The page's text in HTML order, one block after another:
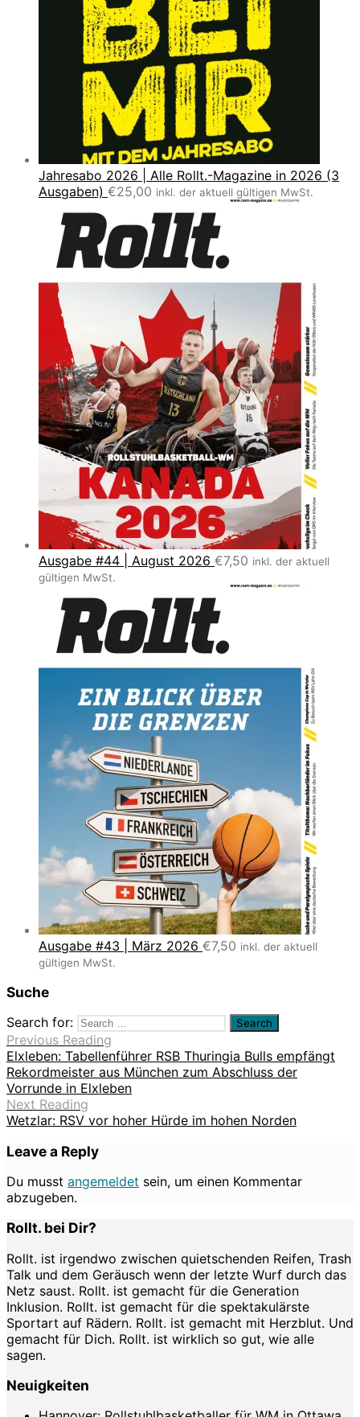
Jahresabo 2026 | Alle Rollt.-Magazine in 2026 (3
Ausgaben) €25,00 inkl. der aktuell gültigen MwSt.
Ausgabe #44 | August 2026 €7,50 inkl. der aktuell
gültigen MwSt.
Ausgabe #43 | März 2026 €7,50 inkl. der aktuell
gültigen MwSt.
Suche
Search for:
Previous Reading
Elxleben: Tabellenführer RSB Thuringia Bulls empfängt
Rekordmeister aus München zum Abschluss der
Vorrunde in Elxleben
Next Reading
Wetzlar: RSV vor hoher Hürde im hohen Norden
Leave a Reply
Du musst angemeldet sein, um einen Kommentar
abzugeben.
Rollt. bei Dir?
Rollt. ist irgendwo zwischen quietschenden Reifen, Trash
Talk und dem Geräusch wenn der letzte Wurf durch das
Netz saust. Rollt. ist gemacht für die Generation
Inklusion. Rollt. ist gemacht für die spektakulärste
Sportart auf Rädern. Rollt. ist gemacht mit Herzblut. Und
gemacht für Dich. Rollt. ist wirklich so gut, wie alle
sagen.
Neuigkeiten